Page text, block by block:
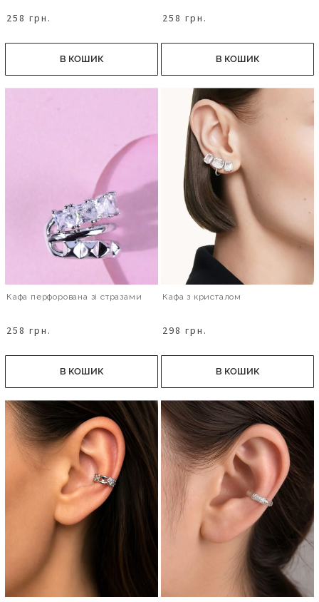
258 грн.
В КОШИК
258 грн.
В КОШИК
Кафа перфорована зі стразами
258 грн.
В КОШИК
Кафа з кристалом
298 грн.
В КОШИК